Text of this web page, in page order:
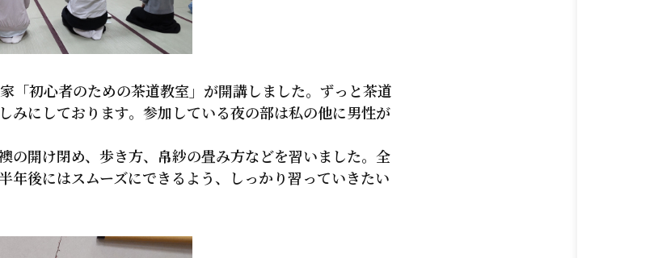
「初心者のための茶道教室」が開講しました。ずっと茶道
みにしております。参加している夜の部は私の他に男性が
の開け閉め、歩き方、帛紗の畳み方などを習いました。全
年後にはスムーズにできるよう、しっかり習っていきたい